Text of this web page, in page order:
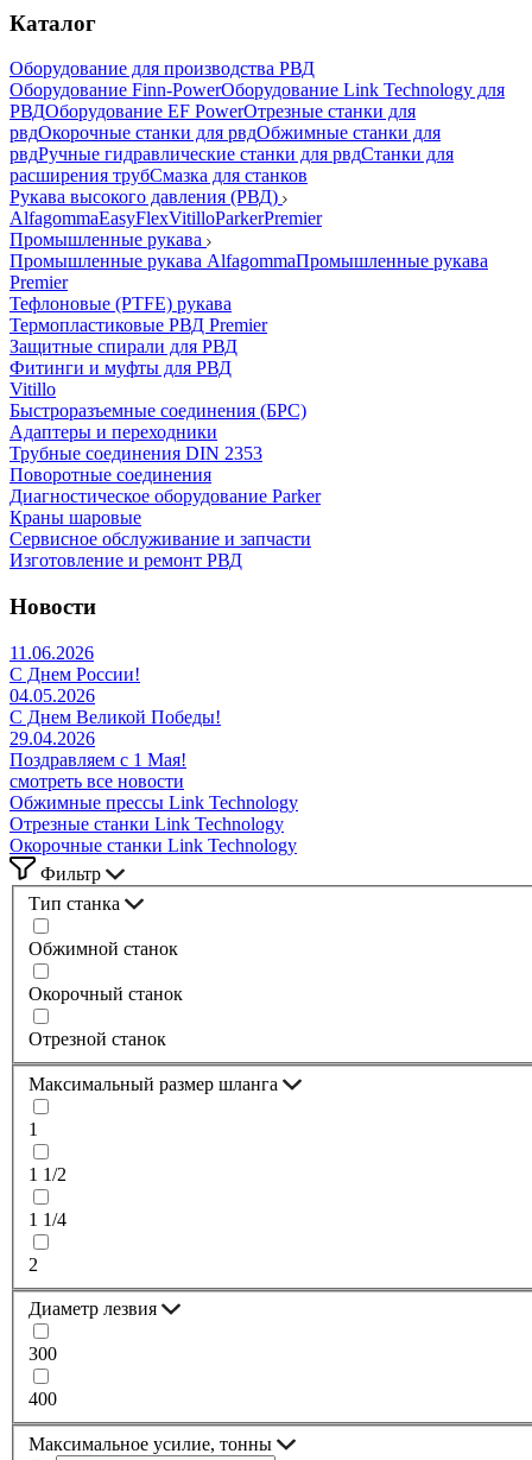
Каталог
Оборудование для производства РВД
Оборудование Finn-PowerОборудование Link Technology для
РВДОборудование EF PowerОтрезные станки для
рвдОкорочные станки для рвдОбжимные станки для
рвдРучные гидравлические станки для рвдСтанки для
расширения трубСмазка для станков
Рукава высокого давления (РВД)
AlfagommaEasyFlexVitilloParkerPremier
Промышленные рукава
Промышленные рукава AlfagommaПромышленные рукава
Premier
Тефлоновые (PTFE) рукава
Термопластиковые РВД Premier
Защитные спирали для РВД
Фитинги и муфты для РВД
Vitillo
Быстроразъемные соединения (БРС)
Адаптеры и переходники
Трубные соединения DIN 2353
Поворотные соединения
Диагностическое оборудование Parker
Краны шаровые
Сервисное обслуживание и запчасти
Изготовление и ремонт РВД
Новости
11.06.2026
С Днем России!
04.05.2026
С Днем Великой Победы!
29.04.2026
Поздравляем с 1 Мая!
смотреть все новости
Обжимные прессы Link Technology
Отрезные станки Link Technology
Окорочные станки Link Technology
Фильтр
Тип станка
Обжимной станок
Окорочный станок
Отрезной станок
Максимальный размер шланга
1
1 1/2
1 1/4
2
Диаметр лезвия
300
400
Максимальное усилие, тонны